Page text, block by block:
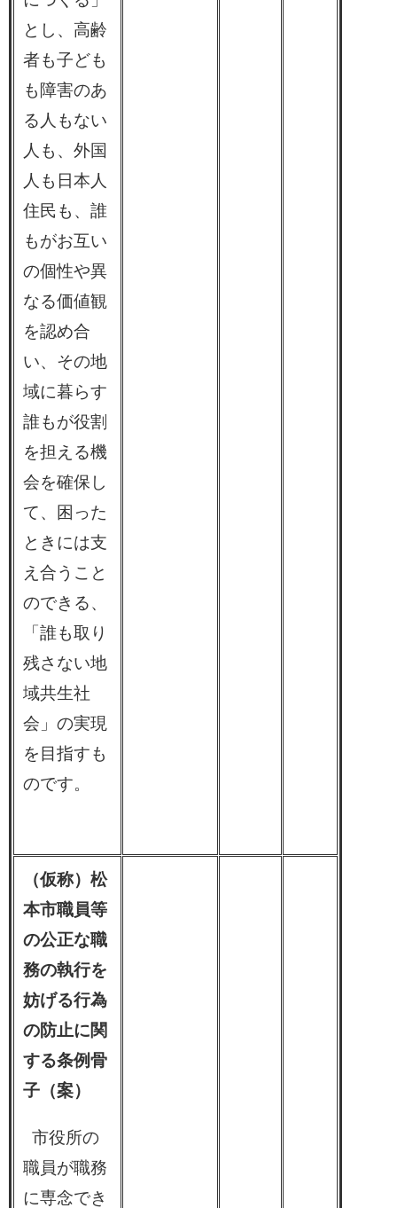
とし、高齢
者も子ども
も障害のあ
る人もない
人も、外国
人も日本人
住民も、誰
もがお互い
の個性や異
なる価値観
を認め合
い、その地
域に暮らす
誰もが役割
を担える機
会を確保し
て、困った
ときには支
え合うこと
のできる、
「誰も取り
残さない地
域共生社
会」の実現
を目指すも
のです。
（仮称）松
本市職員等
の公正な職
務の執行を
妨げる行為
の防止に関
する条例骨
子（案）
​ 市役所の
職員が職務
に専念でき